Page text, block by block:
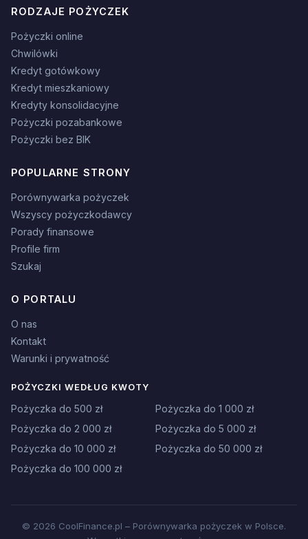
RODZAJE POŻYCZEK
Pożyczki online
Chwilówki
Kredyt gotówkowy
Kredyt mieszkaniowy
Kredyty konsolidacyjne
Pożyczki pozabankowe
Pożyczki bez BIK
POPULARNE STRONY
Porównywarka pożyczek
Wszyscy pożyczkodawcy
Porady finansowe
Profile firm
Szukaj
O PORTALU
O nas
Kontakt
Warunki i prywatność
POŻYCZKI WEDŁUG KWOTY
Pożyczka do 500 zł
Pożyczka do 1 000 zł
Pożyczka do 2 000 zł
Pożyczka do 5 000 zł
Pożyczka do 10 000 zł
Pożyczka do 50 000 zł
Pożyczka do 100 000 zł
© 2026 CoolFinance.pl – Porównywarka pożyczek w Polsce.